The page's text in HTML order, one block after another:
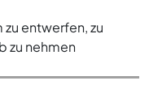
entwerfen, zu
zu nehmen